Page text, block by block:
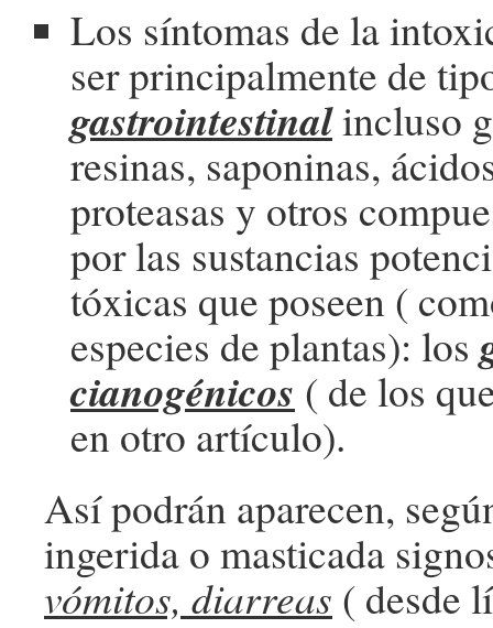
Los síntomas de la
ser principalmente de
gastrointestinalincluso
resinas, saponinas,
proteasas y otros
por las sustancias
tóxicas que poseen (
especies de plantas): los
cianogénicos ( de los
en otro artículo).
Así podrán aparecen,
ingerida o masticada
vómitos, diarreas ( desde